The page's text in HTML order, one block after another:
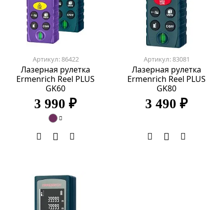
Артикул: 86422
Лазерная рулетка
Ermenrich Reel PLUS
GK60
3 990 ₽
Артикул: 83081
Лазерная рулетка
Ermenrich Reel PLUS
GK80
3 490 ₽